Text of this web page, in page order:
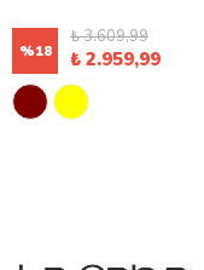
%18
₺ 3.609,99
₺ 2.959,99